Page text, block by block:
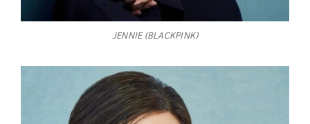
JENNIE (BLACKPINK)